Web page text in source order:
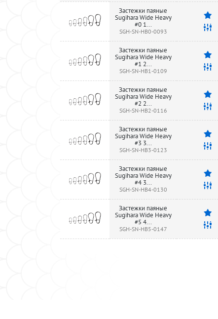
Застежки паяные
Sugihara Wide Heavy
#0 1...
SGH-SN-HB0-0093
Застежки паяные
Sugihara Wide Heavy
#1 2...
SGH-SN-HB1-0109
Застежки паяные
Sugihara Wide Heavy
#2 2...
SGH-SN-HB2-0116
Застежки паяные
Sugihara Wide Heavy
#3 3...
SGH-SN-HB3-0123
Застежки паяные
Sugihara Wide Heavy
#4 3...
SGH-SN-HB4-0130
Застежки паяные
Sugihara Wide Heavy
#5 4...
SGH-SN-HB5-0147